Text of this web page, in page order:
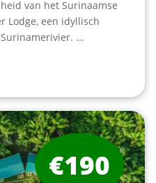
van het Surinaamse
Lodge, een idyllisch
...
€190